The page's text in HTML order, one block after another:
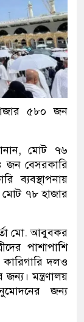
৫৮০ জন
মোট ৭৬
জন বেসরকারি
ব্যবস্থাপনায়
মোট ৭৮ হাজার
মো. আবুবকর
পাশাপাশি
দলও
মন্ত্রণালয়
জন্য